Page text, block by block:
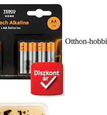
Otthon-hobbi